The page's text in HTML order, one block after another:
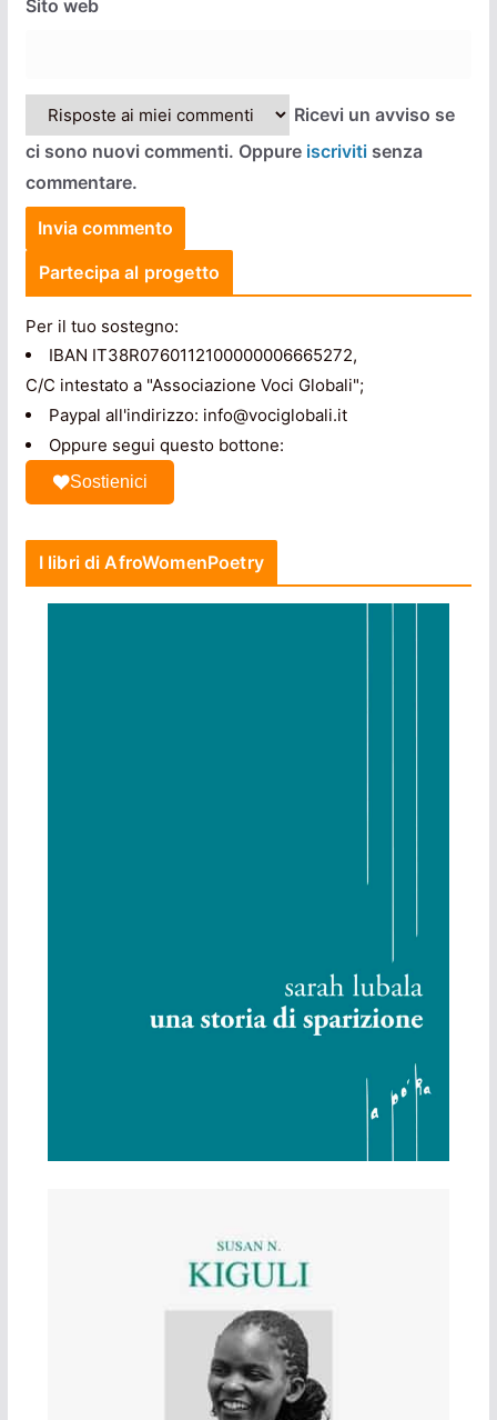
Sito web
Ricevi un avviso se
ci sono nuovi commenti. Oppure iscrivitisenza
commentare.
Partecipa al progetto
Per il tuo sostegno:
IBAN IT38R0760112100000006665272,
C/C intestato a "Associazione Voci Globali";
Paypal all'indirizzo: info@vociglobali.it
Oppure segui questo bottone:
Sostienici
I libri di AfroWomenPoetry